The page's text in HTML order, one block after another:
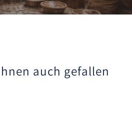
auch gefallen